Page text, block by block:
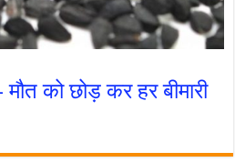
को छोड़ कर हर बीमारी